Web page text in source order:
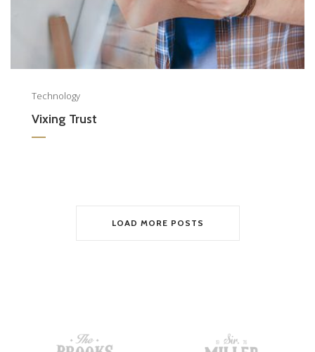
Technology
Vixing Trust
LOAD MORE POSTS